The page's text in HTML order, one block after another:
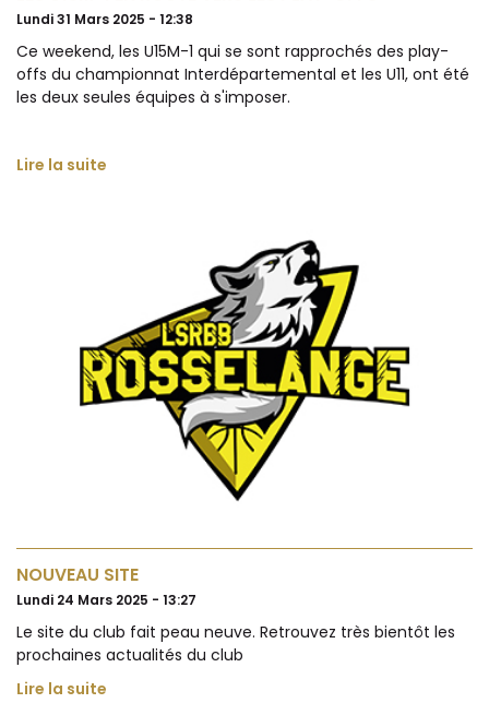
Lundi 31 Mars 2025 - 12:38
Ce weekend, les U15M-1 qui se sont rapprochés des play-
offs du championnat Interdépartemental et les U11, ont été
les deux seules équipes à s'imposer.
Lire la suite
NOUVEAU SITE
Lundi 24 Mars 2025 - 13:27
Le site du club fait peau neuve. Retrouvez très bientôt les
prochaines actualités du club
Lire la suite